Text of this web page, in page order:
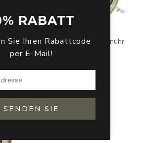
Chinesische Taschenuhr
RABATT
Sie Ihren Rabattcode
per E-Mail!
SENDEN SIE